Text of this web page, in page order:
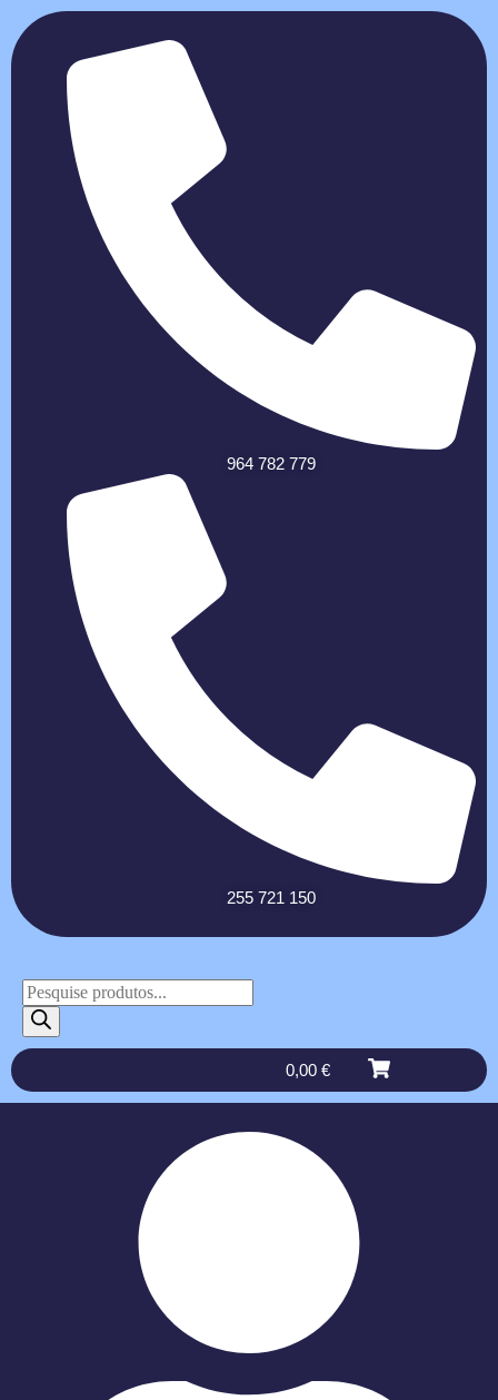
964 782 779
255 721 150
0,00 €